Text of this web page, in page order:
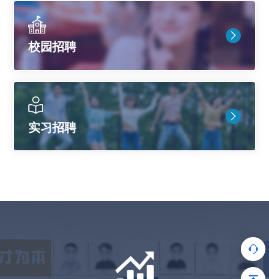
校园招聘
实习招聘